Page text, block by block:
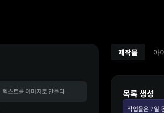
텍스트를 이미지로 만들다
제작물 아
목록 생성
작업물은 7일